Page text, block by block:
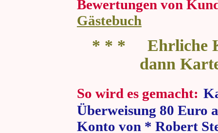
Bewertungen von
Gästebuch
* * * Ehrliche
dann
So wird es gemacht:
Überweisung 80 Euro
Konto von * Robert